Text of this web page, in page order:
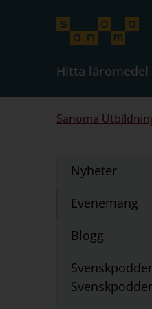
Hitta läromedel
Du
Sanoma
Undernavigering
"Aktuellt"
Nyheter
Evenemang
Blogg